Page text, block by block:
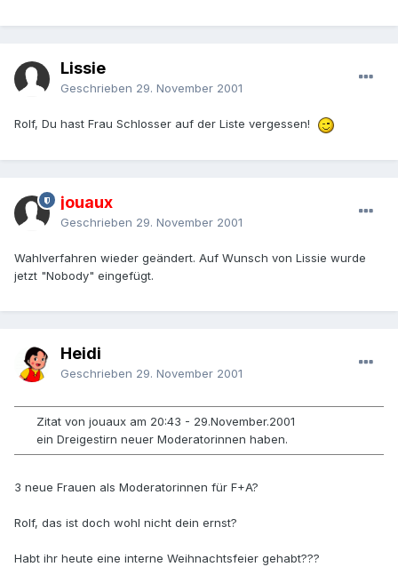
Lissie
Geschrieben 29. November 2001
Rolf, Du hast Frau Schlosser auf der Liste vergessen!
jouaux
Geschrieben 29. November 2001
Wahlverfahren wieder geändert. Auf Wunsch von Lissie wurde
jetzt "Nobody" eingefügt.
Heidi
Geschrieben 29. November 2001
Zitat von jouaux am 20:43 - 29.November.2001
ein Dreigestirn neuer Moderatorinnen haben.
3 neue Frauen als Moderatorinnen für F+A?
Rolf, das ist doch wohl nicht dein ernst?
Habt ihr heute eine interne Weihnachtsfeier gehabt???